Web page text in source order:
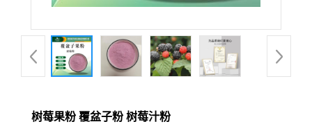
树莓果粉 覆盆子粉 树莓汁粉